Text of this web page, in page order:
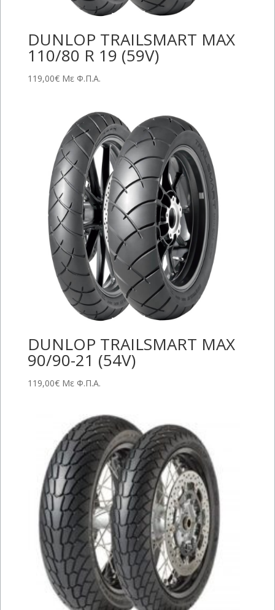
DUNLOP TRAILSMART MAX
110/80 R 19 (59V)
119,00€ Με Φ.Π.Α.
DUNLOP TRAILSMART MAX
90/90-21 (54V)
119,00€ Με Φ.Π.Α.